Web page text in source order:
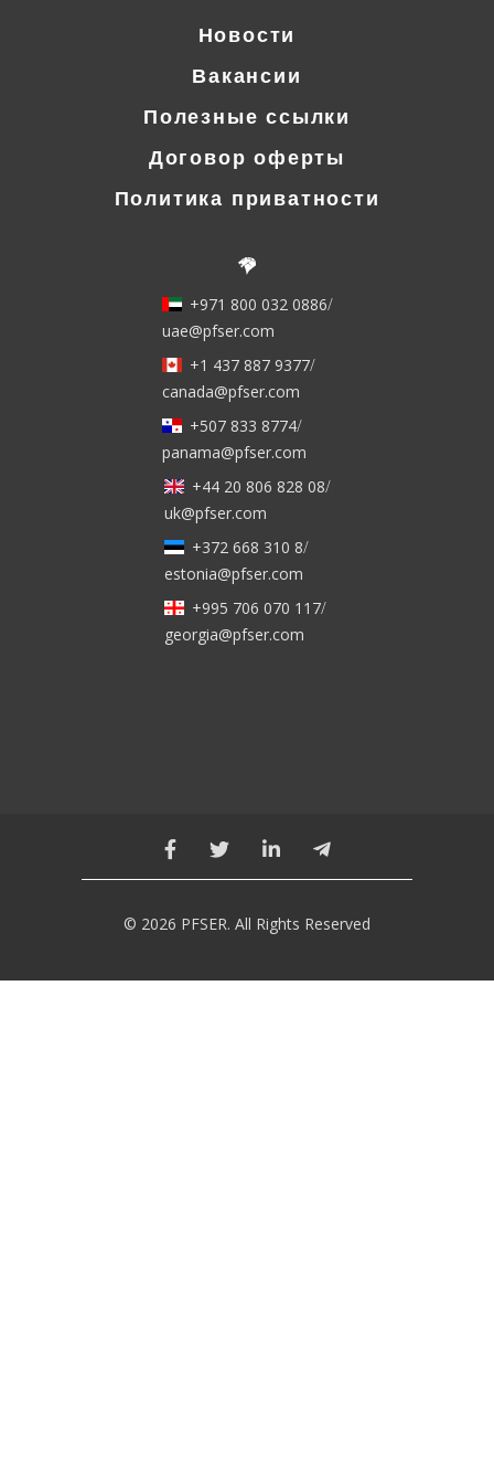
Новости
Вакансии
Полезные ссылки
Договор оферты
Политика приватности
+971 800 032 0886/
uae@pfser.com
+1 437 887 9377/
canada@pfser.com
+507 833 8774/
panama@pfser.com
+44 20 806 828 08/
uk@pfser.com
+372 668 310 8/
estonia@pfser.com
+995 706 070 117/
georgia@pfser.com
© 2026 PFSER. All Rights Reserved